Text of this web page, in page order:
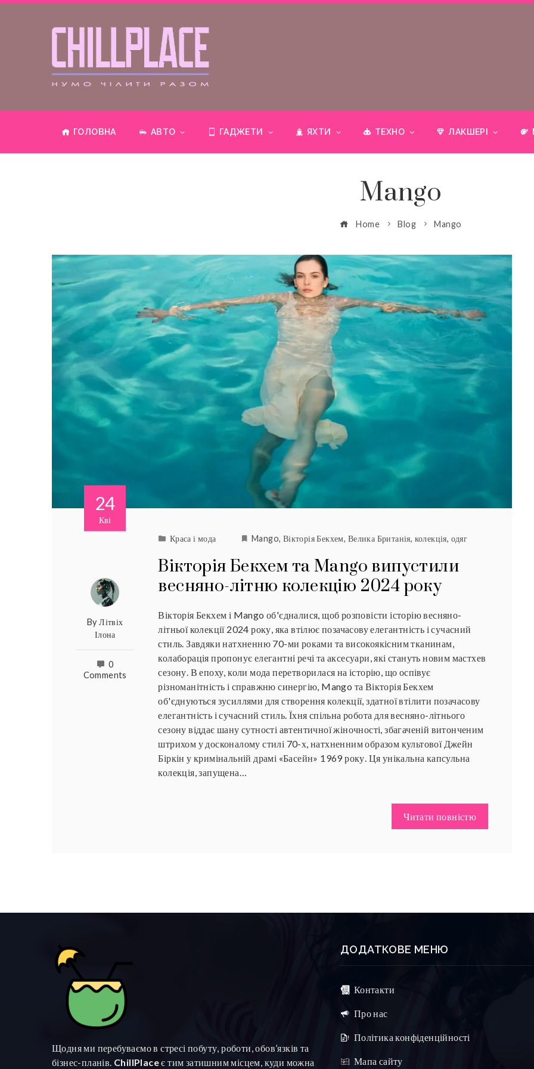
ГОЛОВНА АВТО ГАДЖЕТИ ЯХТИ ТЕХНО ЛАКШЕРІ
Mango
Home Blog Mango
24
Кві
ByЛітвіх
Ілона
0
Comments
Краса і мода Mango, Вікторія Бекхем, Велика Британія, колекція, одяг
Вікторія Бекхем та Mango випустили
весняно-літню колекцію 2024 року
Вікторія Бекхем і Mango об'єдналися, щоб розповісти історію весняно-
літньої колекції 2024 року, яка втілює позачасову елегантність і сучасний
стиль. Завдяки натхненню 70-ми роками та високоякісним тканинам,
колаборація пропонує елегантні речі та аксесуари, які стануть новим мастхев
сезону. В епоху, коли мода перетворилася на історію, що оспівує
різноманітність і справжню синергію, Mango та Вікторія Бекхем
об'єднуються зусиллями для створення колекції, здатної втілити позачасову
елегантність і сучасний стиль. Їхня спільна робота для весняно-літнього
сезону віддає шану сутності автентичної жіночності, збагаченій витонченим
штрихом у досконалому стилі 70-х, натхненним образом культової Джейн
Біркін у кримінальній драмі «Басейн» 1969 року. Ця унікальна капсульна
колекція, запущена…
Читати повністю
Щодня ми перебуваємо в стресі побуту, роботи, обов’язків та
бізнес-планів. ChillPlaceє тим затишним місцем, куди можна
ДОДАТКОВЕ МЕНЮ
Контакти
Про нас
Політика конфіденційності
Мапа сайту